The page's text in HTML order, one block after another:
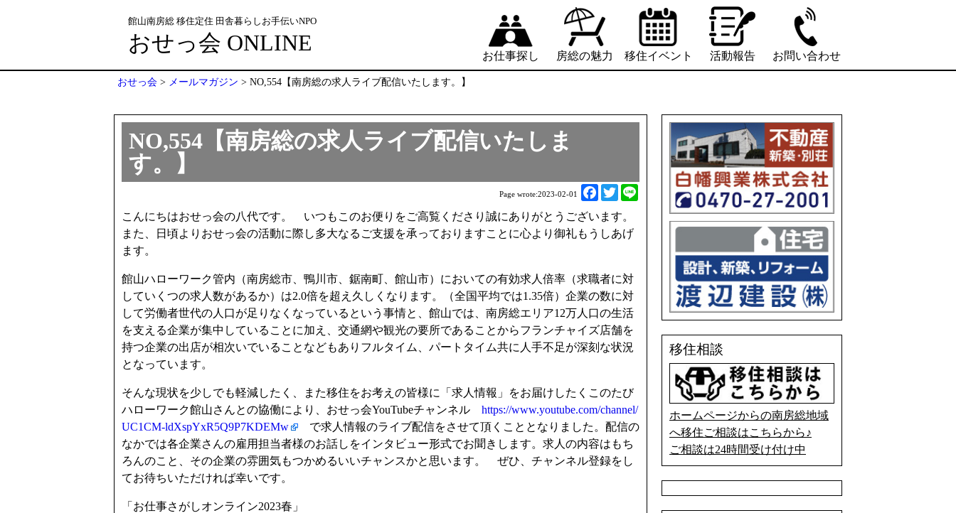
館山南房総 移住定住 田舎暮らしお手伝いNPO
おせっ会 ONLINE
お仕事探し 房総の魅力 移住イベント 活動報告 お問い合わせ
おせっ会 > メールマガジン > NO,554【南房総の求人ライブ配信いたします。】
NO,554【南房総の求人ライブ配信いたしま
す。】
Page wrote:2023-02-01
F
c
o
o
k
T
t
e
r
こんにちはおせっ会の八代です。 いつもこのお便りをご高覧くださり誠にありがとうございます。
また、日頃よりおせっ会の活動に際し多大なるご支援を承っておりますことに心より御礼もうしあげ
ます。
館山ハローワーク管内（南房総市、鴨川市、鋸南町、館山市）においての有効求人倍率（求職者に対
していくつの求人数があるか）は2.0倍を超え久しくなります。（全国平均では1.35倍）企業の数に対
して労働者世代の人口が足りなくなっているという事情と、館山では、南房総エリア12万人口の生活
を支える企業が集中していることに加え、交通網や観光の要所であることからフランチャイズ店舗を
持つ企業の出店が相次いでいることなどもありフルタイム、パートタイム共に人手不足が深刻な状況
となっています。
そんな現状を少しでも軽減したく、また移住をお考えの皆様に「求人情報」をお届けしたくこのたび
ハローワーク館山さんとの協働により、おせっ会YouTubeチャンネル https://www.youtube.com/channel/
UC1CM-ldXspYxR5Q9P7KDEMw
で求人情報のライブ配信をさせて頂くこととなりました。配信の
なかでは各企業さんの雇用担当者様のお話しをインタビュー形式でお聞きします。求人の内容はもち
ろんのこと、その企業の雰囲気もつかめるいいチャンスかと思います。 ぜひ、チャンネル登録をし
てお待ちいただければ幸いです。
「お仕事さがしオンライン2023春」
移住相談
ホームページからの南房総地域
へ移住ご相談はこちらから♪
ご相談は24時間受け付け中